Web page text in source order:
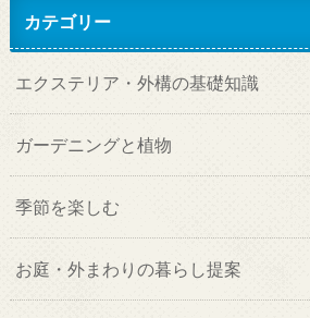
カテゴリー
エクステリア・外構の基礎知識
ガーデニングと植物
季節を楽しむ
お庭・外まわりの暮らし提案